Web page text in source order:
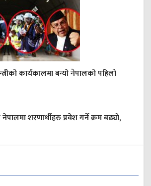
कार्यकालमा बन्यो नेपालको पहिलो
शरणार्थीहरु प्रवेश गर्ने क्रम बढ्यो,